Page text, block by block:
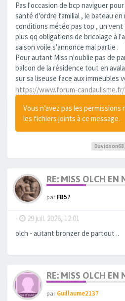
Pas l'occasion de bcp naviguer
santé d'ordre familial , le bateau en
conditions météo pas top , un
plus qq obligations de bricolage à
saison voile s'annonce mal partie .
Pour autant Miss n'oublie pas de
balcon de la résidence tout en
sur sa liseuse face aux immeubles
https://www.forum-candaulisme.fr/
Vous n’avez pas les
les fichiers joints à ce message.
Davidson68
RE: MISS OLCH EN
parFB57
- 29 juil. 2026, 12:01
olch - autant bronzer de partout ..
RE: MISS OLCH EN
parGuillaume2137